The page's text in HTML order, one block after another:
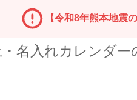
【令和8年熊本地震
名入れカレンダ